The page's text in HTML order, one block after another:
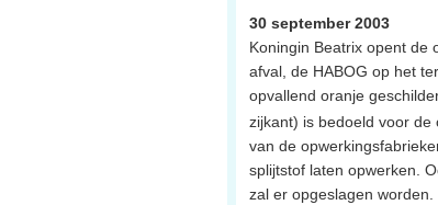
30 september 2003
Koningin Beatrix opent de
afval, de HABOG op het
opvallend oranje
zijkant) is bedoeld voor
van de
splijtstof laten opwerken.
zal er opgeslagen worden.